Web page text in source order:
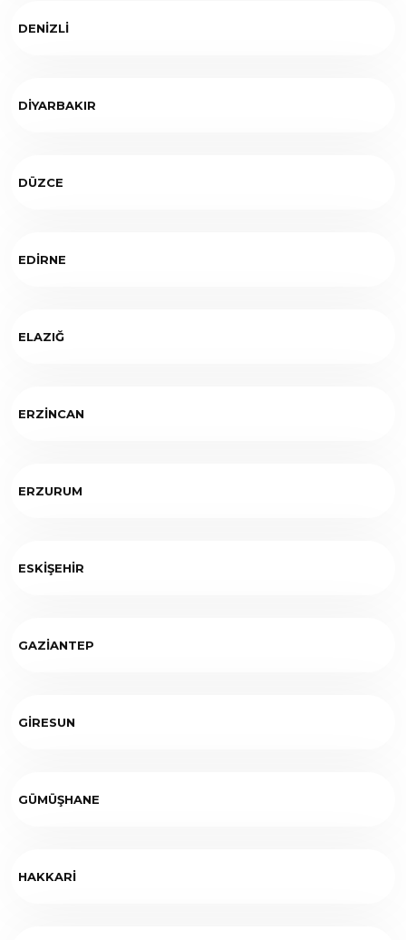
DENİZLİ
DİYARBAKIR
DÜZCE
EDİRNE
ELAZIĞ
ERZİNCAN
ERZURUM
ESKİŞEHİR
GAZİANTEP
GİRESUN
GÜMÜŞHANE
HAKKARİ